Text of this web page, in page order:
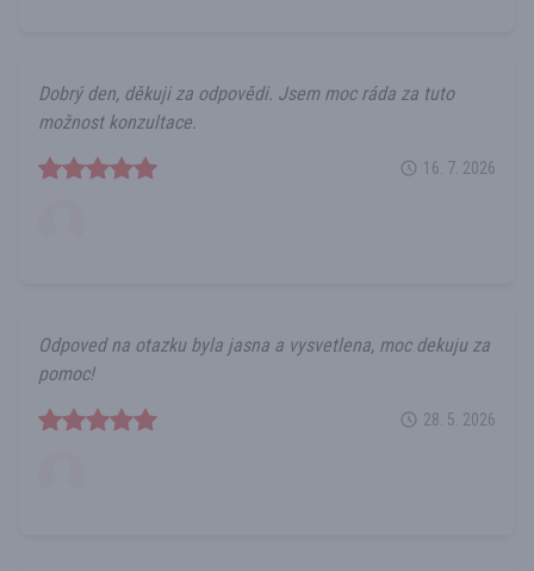
Dobrý den, děkuji za odpovědi. Jsem moc ráda za tuto
možnost konzultace.
16. 7. 2026
Odpoved na otazku byla jasna a vysvetlena, moc dekuju za
pomoc!
28. 5. 2026